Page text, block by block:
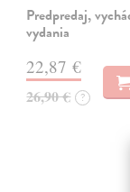
Predpredaj,
vydania
22,87 €
26,90 € ?